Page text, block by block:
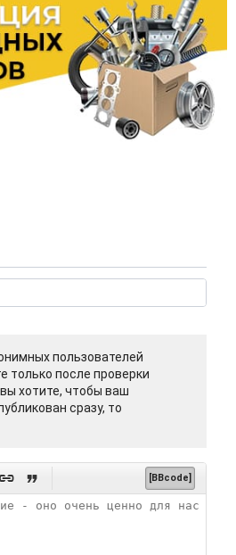
пользователей
только после проверки
хотите, чтобы ваш
сразу, то
  [BBcode]